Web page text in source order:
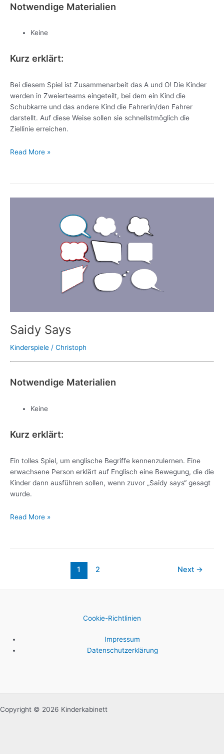
Notwendige Materialien
Keine
Kurz erklärt:
Bei diesem Spiel ist Zusammenarbeit das A und O! Die Kinder
werden in Zweierteams eingeteilt, bei dem ein Kind die
Schubkarre und das andere Kind die Fahrerin/den Fahrer
darstellt. Auf diese Weise sollen sie schnellstmöglich die
Ziellinie erreichen.
Read More »
Saidy Says
Kinderspiele / Christoph
Notwendige Materialien
Keine
Kurz erklärt:
Ein tolles Spiel, um englische Begriffe kennenzulernen. Eine
erwachsene Person erklärt auf Englisch eine Bewegung, die die
Kinder dann ausführen sollen, wenn zuvor „Saidy says“ gesagt
wurde.
Read More »
1 2 Next →
Cookie-Richtlinien
Impressum
Datenschutzerklärung
Copyright © 2026 Kinderkabinett